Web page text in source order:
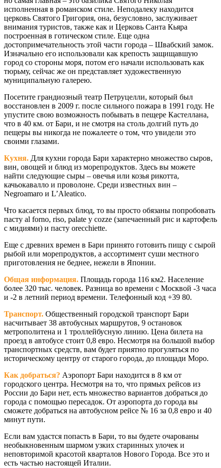
исполненная в романском стиле. Неподалеку находится
церковь Святого Григория, она, безусловно, заслуживает
внимания туристов, также как и Церковь Санта Кьяра
построенная в готическом стиле. Еще одна
достопримечательность этой части города – Швабский замок.
Изначально его использовали как крепость защищавшую
город со стороны моря, потом его начали использовать как
тюрьму, сейчас же он представляет художественную
муниципальную галерею.
Посетите грандиозный театр Петруцелли, который был
восстановлен в 2009 г. после сильного пожара в 1991 году. Не
упустите свою возможность побывать в пещере Кастеллана,
что в 40 км. от Бари, и не смотря на столь долгий путь до
пещеры вы никогда не пожалеете о том, что увидели это
своими глазами.
Кухня. Для кухни города Бари характерно множество сыров,
вин, овощей и блюд из морепродуктов. Здесь вы можете
найти следующие сыры – овечья или козья рикотта,
качьокавалло и проволоне. Среди известных вин –
Negroamaro и L’Aleatico.
Что касается первых блюд, то вы просто обязаны попробовать
пасту al forno, riso, palate у cozze (запечаенный рис и картофель
с мидиями) и пасту orecchiette.
Еще с древних времен в Бари принято готовить пищу с сырой
рыбой или морепродуктов, а ассортимент суши местного
приготовления не беднее, нежели в Японии.
Общая информация. Площадь города 116 км2. Население
более 320 тыс. человек. Разница во времени с Москвой -3 часа
и -2 в летний период времени. Телефонный код +39 80.
Транспорт. Общественный городской транспорт Бари
насчитывает 38 автобусных маршрутов, 9 остановок
метрополитена и 1 троллейбусную линию. Цена билета на
проезд в автобусе стоит 0,8 евро. Несмотря на большой выбор
транспортных средств, вам будет приятно прогуляться по
историческому центру от старого города, до площади Моро.
Как добраться? Аэропорт Бари находится в 8 км от
городского центра. Несмотря на то, что прямых рейсов из
России до Бари нет, есть множество вариантов добраться до
города с помощью пересадок. От аэропорта до города вы
сможете добраться на автобусном рейсе № 16 за 0,8 евро и 40
минут пути.
Если вам удастся попасть в Бари, то вы будете очарованы
необыкновенным шармом узких старинных улочек и
неповторимой красотой кварталов Нового Города. Все это и
есть частью настоящей Италии.